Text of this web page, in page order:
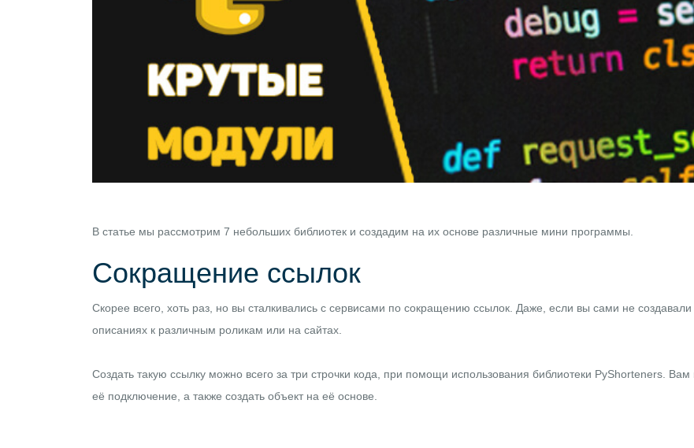
В статье мы рассмотрим 7 небольших библиотек и создадим на их основе различные мини программы.
Сокращение ссылок
Скорее всего, хоть раз, но вы сталкивались с сервисами по сокращению ссылок. Даже, если вы сами не
описаниях к различным роликам или на сайтах.
Создать такую ссылку можно всего за три строчки кода, при помощи использования библиотеки PyShorteners. Вам
её подключение, а также создать объект на её основе.